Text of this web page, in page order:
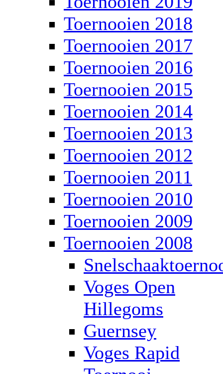
Toernooien 2018
Toernooien 2017
Toernooien 2016
Toernooien 2015
Toernooien 2014
Toernooien 2013
Toernooien 2012
Toernooien 2011
Toernooien 2010
Toernooien 2009
Toernooien 2008
Voges Open
Hillegoms
Guernsey
Voges Rapid